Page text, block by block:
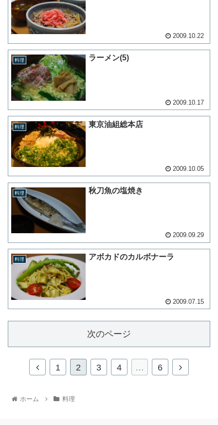
2009.10.22
料理 ラーメン(5)
2009.10.17
料理 東京油組総本店
2009.10.05
料理 秋刀魚の塩焼き
2009.09.29
料理 アボカドのカルボナーラ
2009.07.15
次のページ
1 2 3 4 … 6
ホーム 料理